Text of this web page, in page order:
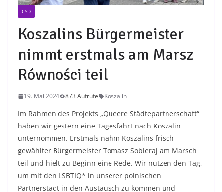
CSD
Koszalins Bürgermeister
nimmt erstmals am Marsz
Równości teil
19. Mai 2024 873 Aufrufe Koszalin
Im Rahmen des Projekts „Queere Städtepartnerschaft“
haben wir gestern eine Tagesfahrt nach Koszalin
unternommen. Erstmals nahm Koszalins frisch
gewählter Bürgermeister Tomasz Sobieraj am Marsch
teil und hielt zu Beginn eine Rede. Wir nutzen den Tag,
um mit den LSBTIQ* in unserer polnischen
Partnerstadt in den Austausch zu kommen und